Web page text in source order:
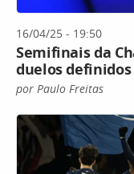
16/04/25 - 19:50
Semifinais da
duelos definidos
por Paulo Freitas